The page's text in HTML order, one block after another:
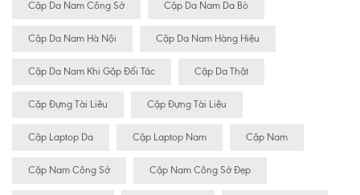
Cặp Da Nam Công Sở Cặp Da Nam Da Bò
Cặp Da Nam Hà Nội Cặp Da Nam Hàng Hiệu
Cặp Da Nam Khi Gặp Đối Tác Cặp Da Thật
Cặp Đựng Tài Liêu Cặp Đựng Tài Liệu
Cặp Laptop Da Cặp Laptop Nam Cặp Nam
Cặp Nam Công Sở Cặp Nam Công Sở Đẹp